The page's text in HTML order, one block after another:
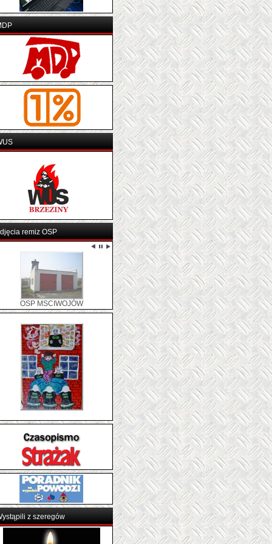
remiz OSP
OSP BARCINEK
z szeregów
czytane